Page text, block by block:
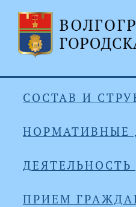
СОСТАВ И
НОРМАТИВНЫЕ
ПРИЕМ